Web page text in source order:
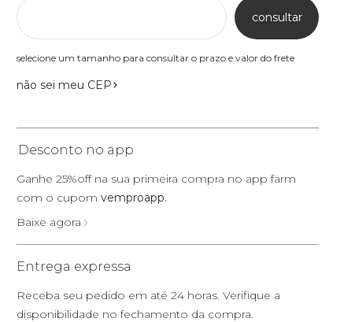
consultar
selecione um tamanho para consultar o prazo e valor do frete
não sei meu CEP
Desconto no app
Ganhe 25%off na sua primeira compra no app farm
com o cupom vemproapp.
Baixe agora
Entrega expressa
Receba seu pedido em até 24 horas. Verifique a
disponibilidade no fechamento da compra.